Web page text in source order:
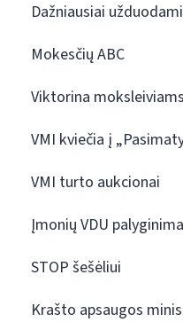
Dažniausiai
Mokesčių ABC
Viktorina moksleiviams
VMI kviečia į
VMI turto aukcionai
Įmonių VDU
STOP šešėliui
Krašto apsaugos